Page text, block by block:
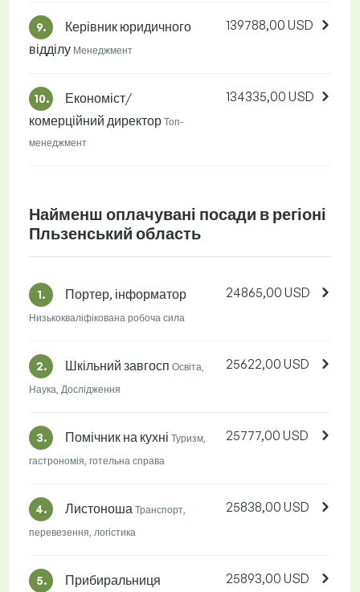
9.
Керівник юридичного
відділу Менеджмент
139788,00 USD
10.
Економіст/
комерційний директор Топ-
менеджмент
134335,00 USD
Найменш оплачувані посади в регіоні
Пльзенський область
1. Портер, інформатор
Низькокваліфікована робоча сила
24865,00 USD
2. Шкільний завгосп Освіта,
Наука, Дослідження
25622,00 USD
3. Помічник на кухні Туризм,
гастрономія, готельна справа
25777,00 USD
4. Листоноша Транспорт,
перевезення, логістика
25838,00 USD
5. Прибиральниця 25893,00 USD